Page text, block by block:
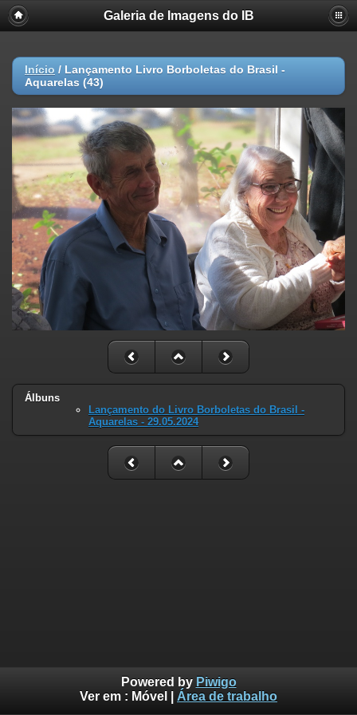
Galeria de Imagens do IB
Início / Lançamento Livro Borboletas do Brasil -
Aquarelas (43)
Álbuns
Lançamento do Livro Borboletas do Brasil -
Aquarelas - 29.05.2024
Powered by Piwigo
Ver em : Móvel Área de trabalho